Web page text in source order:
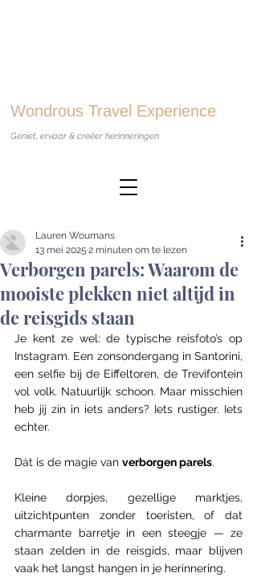
Wondrous Travel Experience
Geniet, ervaar & creëer herinneringen
Verborgen parels: Waarom de
mooiste plekken niet altijd in
de reisgids staan
Lauren Woumans
13 mei 2025 2 minuten om te lezen
Je kent ze wel: de typische reisfoto’s op
Instagram. Een zonsondergang in Santorini,
een selfie bij de Eiffeltoren, de Trevifontein
vol volk. Natuurlijk schoon. Maar misschien
heb jij zin in iets anders? Iets rustiger. Iets
echter.
Dát is de magie van verborgen parels.
Kleine dorpjes, gezellige marktjes,
uitzichtpunten zonder toeristen, of dat
charmante barretje in een steegje — ze
staan zelden in de reisgids, maar blijven
vaak het langst hangen in je herinnering.